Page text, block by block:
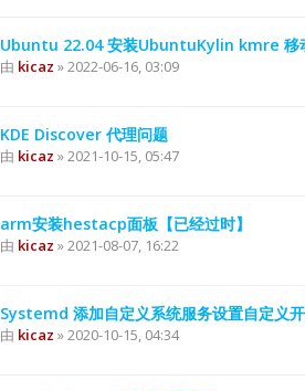
Ubuntu 22.04 安装UbuntuKylin kmre 移
由 kicaz » 2022-06-16, 03:09
KDE Discover 代理问题
由 kicaz » 2021-10-15, 05:47
arm安装hestacp面板【已经过时】
由 kicaz » 2021-08-07, 16:22
Systemd 添加自定义系统服务设置自定义
由 kicaz » 2020-10-15, 04:34